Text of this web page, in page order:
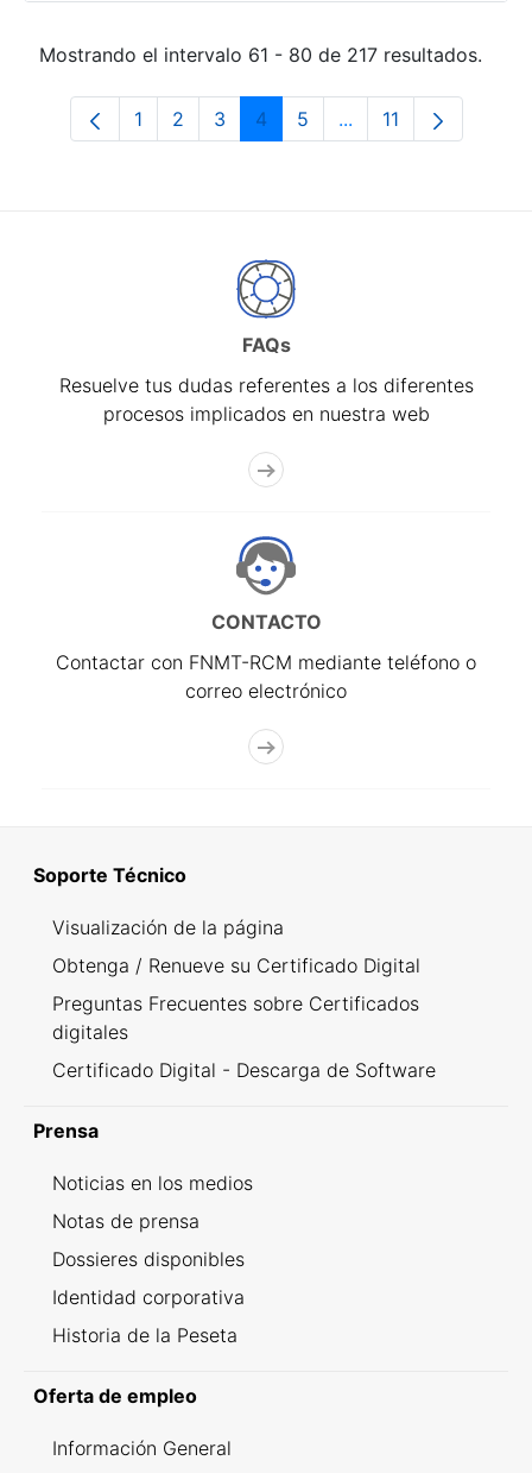
Mostrando el intervalo 61 - 80 de 217 resultados.
Página
1 Página
2 Página
3 Página
4 Página
5 ...Páginas intermedias
Página
11
FAQs
Resuelve tus dudas referentes a los diferentes
procesos implicados en nuestra web
CONTACTO
Contactar con FNMT-RCM mediante teléfono o
correo electrónico
Soporte Técnico
Visualización de la página
Obtenga / Renueve su Certificado Digital
Preguntas Frecuentes sobre Certificados
digitales
Certificado Digital - Descarga de Software
Prensa
Noticias en los medios
Notas de prensa
Dossieres disponibles
Identidad corporativa
Historia de la Peseta
Oferta de empleo
Información General